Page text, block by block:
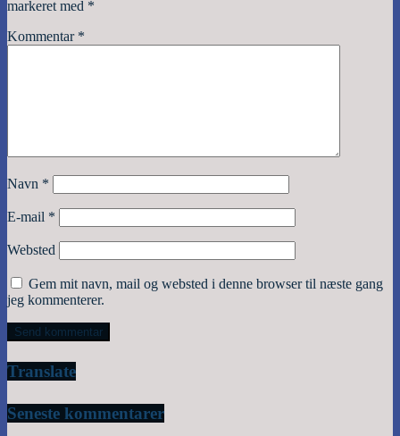
markeret med *
Kommentar *
Navn *
E-mail *
Websted
Gem mit navn, mail og websted i denne browser til næste gang
jeg kommenterer.
Translate
Seneste kommentarer